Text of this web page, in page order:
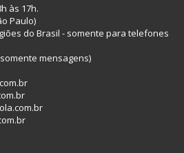
às 17h.
Paulo)
do Brasil - somente para telefones
mensagens)